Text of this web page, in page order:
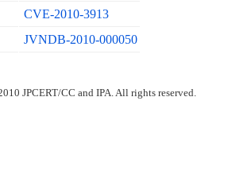
CVE-2010-3913
JVNDB-2010-000050
JPCERT/CC and IPA. All rights reserved.